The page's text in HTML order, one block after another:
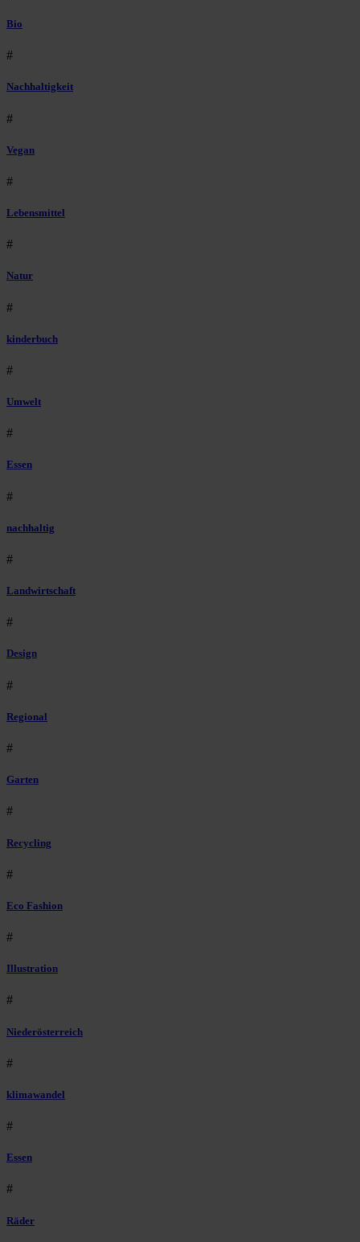
Bio
#
Nachhaltigkeit
#
Vegan
#
Lebensmittel
#
Natur
#
kinderbuch
#
Umwelt
#
Essen
#
nachhaltig
#
Landwirtschaft
#
Design
#
Regional
#
Garten
#
Recycling
#
Eco Fashion
#
Illustration
#
Niederösterreich
#
klimawandel
#
Essen
#
Räder